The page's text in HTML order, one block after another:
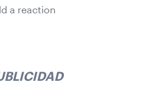
a reaction